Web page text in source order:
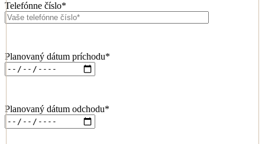
Telefónne číslo*
Planovaný dátum príchodu*
Planovaný dátum odchodu*